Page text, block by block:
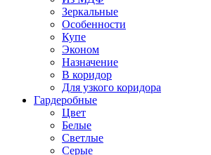
Зеркальные
Особенности
Купе
Эконом
Назначение
В коридор
Для узкого коридора
Гардеробные
Цвет
Белые
Светлые
Серые